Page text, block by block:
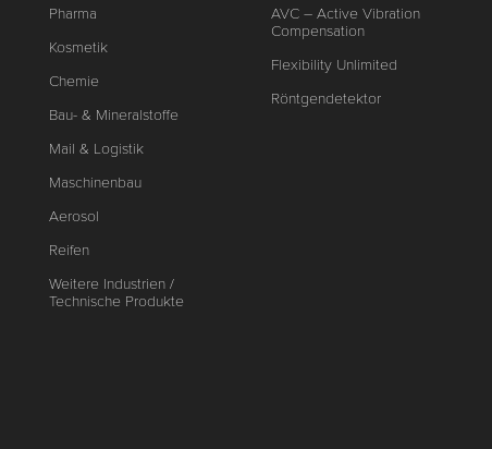
Pharma
Kosmetik
Chemie
Bau- & Mineralstoffe
Mail & Logistik
Maschinenbau
Aerosol
Reifen
Weitere Industrien /
Technische Produkte
AVC – Active Vibration
Compensation
Flexibility Unlimited
Röntgendetektor